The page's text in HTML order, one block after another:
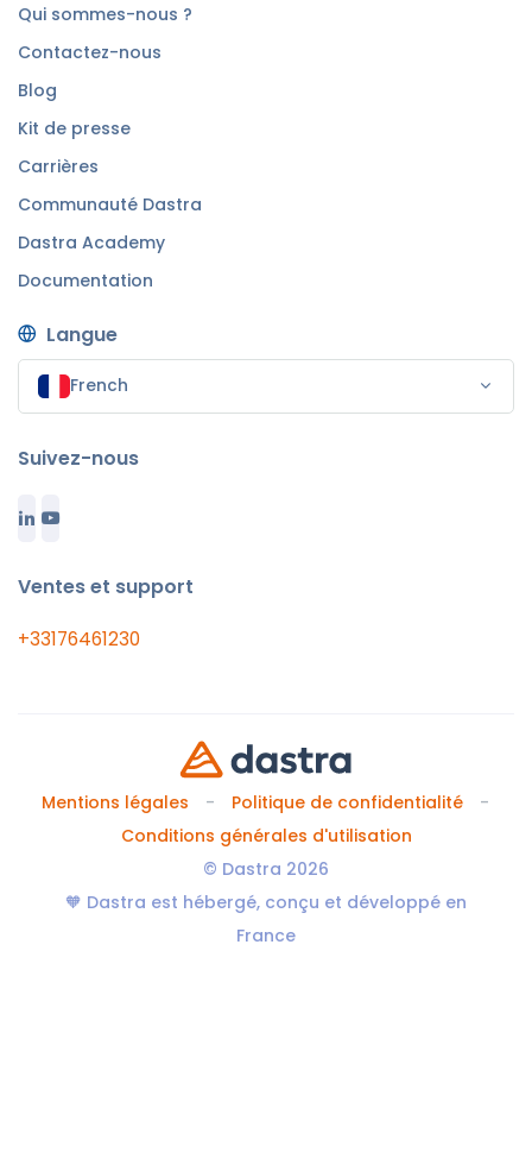
Qui sommes-nous ?
Contactez-nous
Blog
Kit de presse
Carrières
Communauté Dastra
Dastra Academy
Documentation
Langue
French
Suivez-nous
Ventes et support
+33176461230
Mentions légales
Politique de confidentialité
Conditions générales d'utilisation
© Dastra 2026
🧡 Dastra est hébergé, conçu et développé en
France